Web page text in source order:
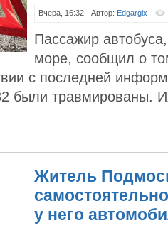
Вчера, 16:32 Автор: Edgargix
Пассажир
море, сообщил о
с последней
были травмированы.
Житель
у него